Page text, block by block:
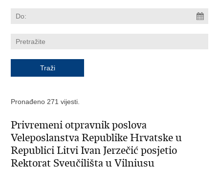
Pronađeno 271 vijesti.
Privremeni otpravnik poslova
Veleposlanstva Republike Hrvatske u
Republici Litvi Ivan Jerzečić posjetio
Rektorat Sveučilišta u Vilniusu